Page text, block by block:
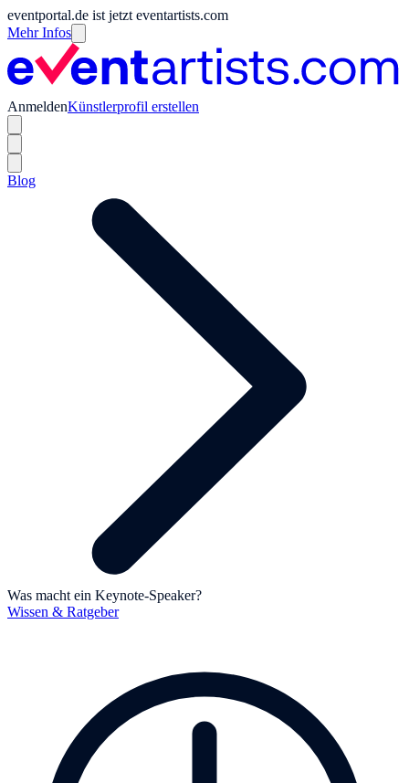
eventportal.de ist jetzt eventartists.com
Mehr Infos
AnmeldenKünstlerprofil erstellen
Blog
Was macht ein Keynote-Speaker?
Wissen & Ratgeber